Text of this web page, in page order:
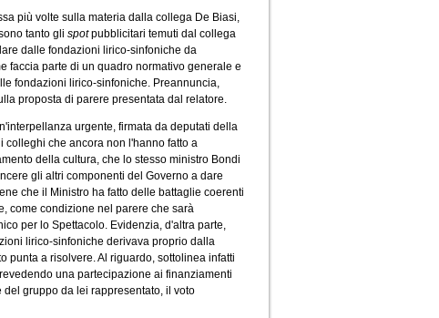
più volte sulla materia dalla collega De Biasi,
tanto gli spotpubblicitari temuti dal collega
dalle fondazioni lirico-sinfoniche da
faccia parte di un quadro normativo generale e
fondazioni lirico-sinfoniche. Preannuncia,
proposta di parere presentata dal relatore.
urgente, firmata da deputati della
che ancora non l'hanno fatto a
della cultura, che lo stesso ministro Bondi
gli altri componenti del Governo a dare
che il Ministro ha fatto delle battaglie coerenti
come condizione nel parere che sarà
per lo Spettacolo. Evidenzia, d'altra parte,
lirico-sinfoniche derivava proprio dalla
punta a risolvere. Al riguardo, sottolinea infatti
una partecipazione ai finanziamenti
gruppo da lei rappresentato, il voto